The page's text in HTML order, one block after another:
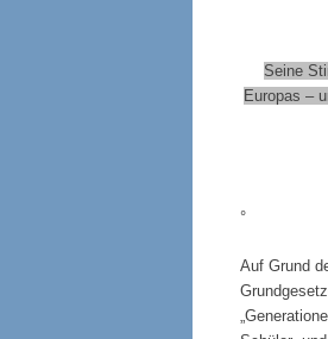
Seine
Europas –
°
Auf Grund